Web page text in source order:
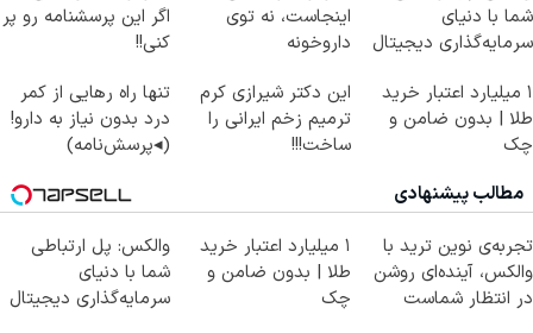
شما با دنیای
سرمایه‌گذاری دیجیتال
اینجاست، نه توی
داروخونه
اگر این پرسشنامه رو پر
کنی!!
۱ میلیارد اعتبار خرید
طلا | بدون ضامن و
چک
این دکتر شیرازی کرم
ترمیم زخم ایرانی را
ساخت!!!
تنها راه رهایی از کمر
درد بدون نیاز به دارو!
(◂پرسش‌نامه)
مطالب پیشنهادی
تجربه‌ی نوین ترید با
والکس، آینده‌ای روشن
در انتظار شماست
۱ میلیارد اعتبار خرید
طلا | بدون ضامن و
چک
والکس: پل ارتباطی
شما با دنیای
سرمایه‌گذاری دیجیتال